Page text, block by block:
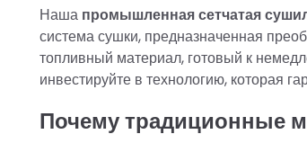
Наша промышленная сетчатая
система сушки, предназначенная
топливный материал, готовый к
инвестируйте в технологию, которая
Почему традиционные